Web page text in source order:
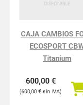
CAJA CAMBIOS
ECOSPORT
Titanium
600,00 €
600,00 €